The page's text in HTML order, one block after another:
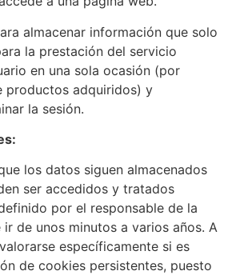
almacenar información que solo
la prestación del servicio
en una sola ocasión (por
productos adquiridos) y
la sesión.
los datos siguen almacenados
ser accedidos y tratados
por el responsable de la
de unos minutos a varios años. A
específicamente si es
de cookies persistentes, puesto